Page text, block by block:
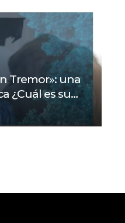
Tremor»: una
¿Cuál es su